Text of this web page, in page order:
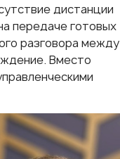
дистанции
передаче готовых
разговора между
Вместо